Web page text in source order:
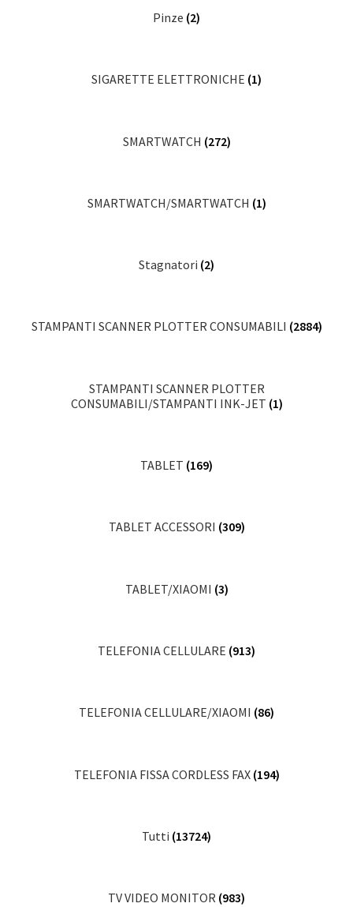
Pinze (2)
SIGARETTE ELETTRONICHE (1)
SMARTWATCH (272)
SMARTWATCH/SMARTWATCH (1)
Stagnatori (2)
STAMPANTI SCANNER PLOTTER CONSUMABILI (2884)
STAMPANTI SCANNER PLOTTER
CONSUMABILI/STAMPANTI INK-JET (1)
TABLET (169)
TABLET ACCESSORI (309)
TABLET/XIAOMI (3)
TELEFONIA CELLULARE (913)
TELEFONIA CELLULARE/XIAOMI (86)
TELEFONIA FISSA CORDLESS FAX (194)
Tutti (13724)
TV VIDEO MONITOR (983)